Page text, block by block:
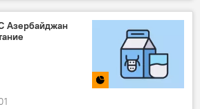
Цкаев
Баку
Азербайджан